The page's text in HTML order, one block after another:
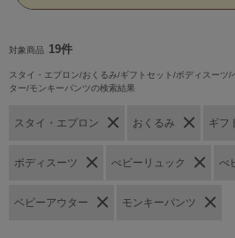
対象商品 19件
スタイ・エプロン/おくるみ/ギフトセット/ボディスーツ
ター/モンキーパンツの検索結果
スタイ・エプロン おくるみ ギフ
ボディスーツ べビーリュック べ
ベビーアウター モンキーパンツ